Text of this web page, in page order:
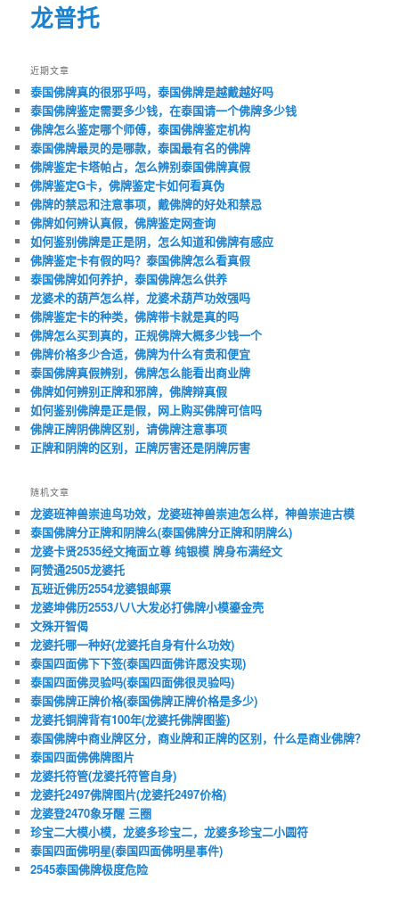
龙普托
近期文章
泰国佛牌真的很邪乎吗，泰国佛牌是越戴越好吗
泰国佛牌鉴定需要多少钱，在泰国请一个佛牌多少钱
佛牌怎么鉴定哪个师傅，泰国佛牌鉴定机构
泰国佛牌最灵的是哪款，泰国最有名的佛牌
佛牌鉴定卡塔帕占，怎么辨别泰国佛牌真假
佛牌鉴定G卡，佛牌鉴定卡如何看真伪
佛牌的禁忌和注意事项，戴佛牌的好处和禁忌
佛牌如何辨认真假，佛牌鉴定网查询
如何鉴别佛牌是正是阴，怎么知道和佛牌有感应
佛牌鉴定卡有假的吗？泰国佛牌怎么看真假
泰国佛牌如何养护，泰国佛牌怎么供养
龙婆术的葫芦怎么样，龙婆术葫芦功效强吗
佛牌鉴定卡的种类，佛牌带卡就是真的吗
佛牌怎么买到真的，正规佛牌大概多少钱一个
佛牌价格多少合适，佛牌为什么有贵和便宜
泰国佛牌真假辨别，佛牌怎么能看出商业牌
佛牌如何辨别正牌和邪牌，佛牌辩真假
如何鉴别佛牌是正是假，网上购买佛牌可信吗
佛牌正牌阴佛牌区别，请佛牌注意事项
正牌和阴牌的区别，正牌厉害还是阴牌厉害
随机文章
龙婆班神兽崇迪鸟功效，龙婆班神兽崇迪怎么样，神兽崇迪古模
泰国佛牌分正牌和阴牌么(泰国佛牌分正牌和阴牌么)
龙婆卡贤2535经文掩面立尊 纯银模 牌身布满经文
阿赞通2505龙婆托
瓦班近佛历2554龙婆银邮票
龙婆坤佛历2553八八大发必打佛牌小模鎏金壳
文殊开智偈
龙婆托哪一种好(龙婆托自身有什么功效)
泰国四面佛下下签(泰国四面佛许愿没实现)
泰国四面佛灵验吗(泰国四面佛很灵验吗)
泰国佛牌正牌价格(泰国佛牌正牌价格是多少)
龙婆托铜牌背有100年(龙婆托佛牌图鉴)
泰国佛牌中商业牌区分，商业牌和正牌的区别，什么是商业佛牌？
泰国四面佛佛牌图片
龙婆托符管(龙婆托符管自身)
龙婆托2497佛牌图片(龙婆托2497价格)
龙婆登2470象牙醒 三圈
珍宝二大模小模，龙婆多珍宝二，龙婆多珍宝二小圆符
泰国四面佛明星(泰国四面佛明星事件)
2545泰国佛牌极度危险